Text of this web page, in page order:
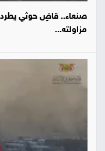
صنعاء.. قاضٍ حوثي يطرد
مزاولته...